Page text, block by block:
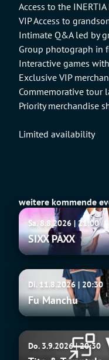
Access to the
VIP Access to
Intimate Q&A led by
Group photograph in
Interactive games
Exclusive VIP
Commemorative tour
Priority merchandise
Limited availability
weitere kommende
SIXX
PAXXSa. 8.8.2026 | 21:00
SIXX PAXX
Fu
Manchu
Di. 11.8.2026 | 20:30
Fu Manchu
Tito
Do. 3.9.2026 | 20:30